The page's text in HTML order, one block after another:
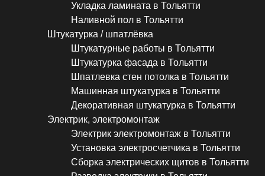
Укладка ламината в Тольятти
Наливной пол в Тольятти
Штукатурка / шпатлёвка
Штукатурные работы в Тольятти
Штукатурка фасада в Тольятти
Шпатлевка стен потолка в Тольятти
Машинная штукатурка в Тольятти
Декоративная штукатурка в Тольятти
Электрик, электромонтаж
Электрик электромонтаж в Тольятти
Установка электросчетчика в Тольятти
Сборка электрических щитов в Тольятти